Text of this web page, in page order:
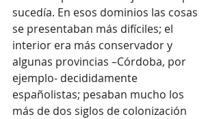
sucedía. En esos dominios las cosas
se presentaban más difíciles; el
interior era más conservador y
algunas provincias –Córdoba, por
ejemplo- decididamente
españolistas; pesaban mucho los
más de dos siglos de colonización